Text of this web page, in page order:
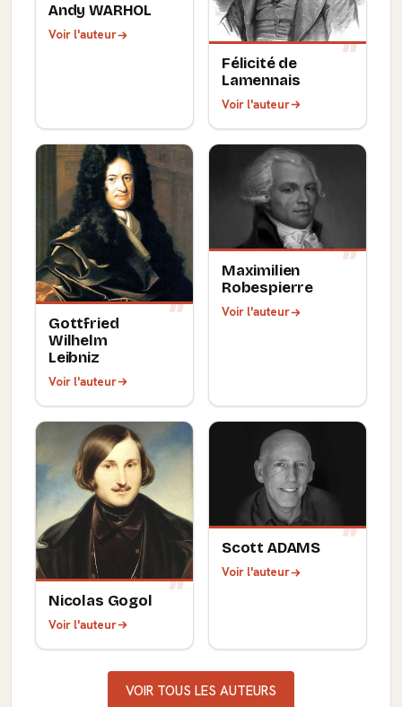
Andy WARHOL
Voir l'auteur
Félicité de
Lamennais
Voir l'auteur
Gottfried
Wilhelm
Leibniz
Voir l'auteur
Maximilien
Robespierre
Voir l'auteur
Nicolas Gogol
Voir l'auteur
Scott ADAMS
Voir l'auteur
VOIR TOUS LES AUTEURS